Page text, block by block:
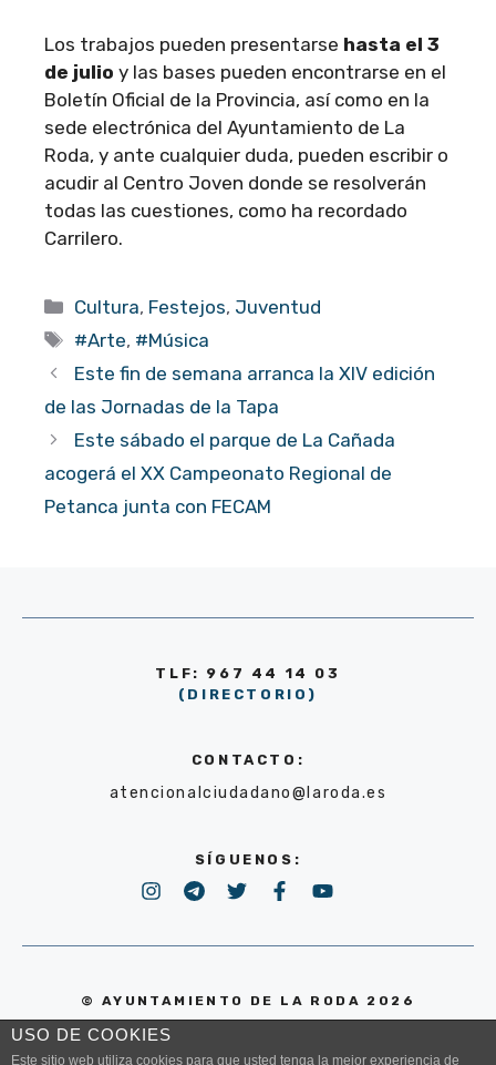
Los trabajos pueden presentarse hasta el 3
de julio y las bases pueden encontrarse en el
Boletín Oficial de la Provincia, así como en la
sede electrónica del Ayuntamiento de La
Roda, y ante cualquier duda, pueden escribir o
acudir al Centro Joven donde se resolverán
todas las cuestiones, como ha recordado
Carrilero.
Categorías
Cultura, Festejos, Juventud
Etiquetas
#Arte, #Música
Este fin de semana arranca la XIV edición
de las Jornadas de la Tapa
Este sábado el parque de La Cañada
acogerá el XX Campeonato Regional de
Petanca junta con FECAM
TLF: 967 44 14 03
(DIRECTORIO)
CONTACTO:
atencionalciudadano@laroda.es
SÍGUENOS:
© AYUNTAMIENTO DE LA RODA 2026
POLÍTICA DE PRIVACIDAD
USO DE COOKIES
Este sitio web utiliza cookies para que usted tenga la mejor experiencia de